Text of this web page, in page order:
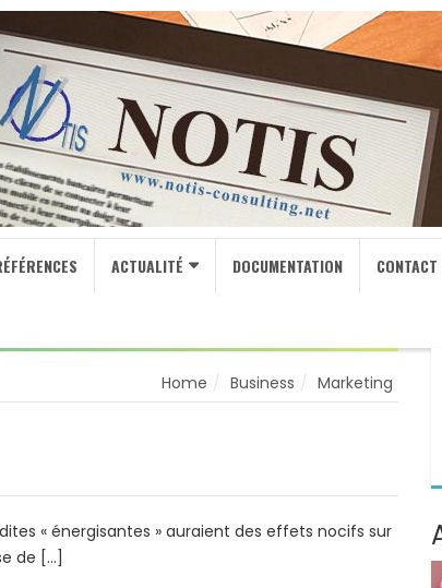
ACTUALITÉ DOCUMENTATION CONTACT
Home Business Marketing
« énergisantes » auraient des effets nocifs sur
de […]